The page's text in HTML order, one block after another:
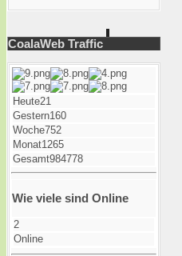
CoalaWeb Traffic
Heute21
Gestern160
Woche752
Monat1265
Gesamt984778
Wie viele sind Online
2
Online